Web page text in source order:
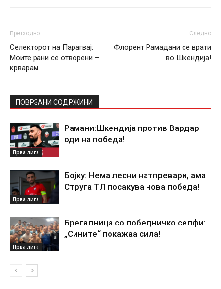
Претходно
Селекторот на Парагвај:
Моите рани се отворени –
крварам
Следно
Флорент Рамадани се врати
во Шкендија!
ПОВРЗАНИ СОДРЖИНИ
Прва лига
Рамани:Шкендија против Вардар
оди на победа!
Прва лига
Бојку: Нема лесни натпревари, ама
Струга ТЛ посакува нова победа!
Прва лига
Брегалница со победничко селфи:
„Сините“ покажаа сила!